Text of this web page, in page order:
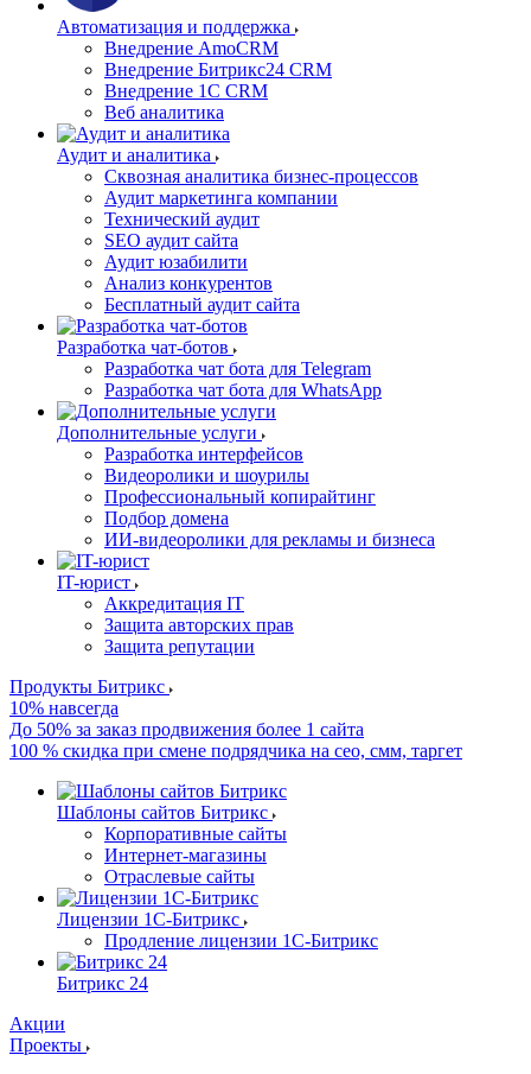
Автоматизация и поддержка
Внедрение AmoCRM
Внедрение Битрикс24 CRM
Внедрение 1C CRM
Веб аналитика
Аудит и аналитика
Сквозная аналитика бизнес-процессов
Аудит маркетинга компании
Технический аудит
SEO аудит сайта
Аудит юзабилити
Анализ конкурентов
Бесплатный аудит сайта
Разработка чат-ботов
Разработка чат бота для Telegram
Разработка чат бота для WhatsApp
Дополнительные услуги
Разработка интерфейсов
Видеоролики и шоурилы
Профессиональный копирайтинг
Подбор домена
ИИ-видеоролики для рекламы и бизнеса
IT-юрист
Аккредитация IT
Защита авторских прав
Защита репутации
Продукты Битрикс
10% навсегда
До 50% за заказ продвижения более 1 сайта
100 % скидка при смене подрядчика на сео, смм, таргет
Шаблоны сайтов Битрикс
Корпоративные сайты
Интернет-магазины
Отраслевые сайты
Лицензии 1С-Битрикс
Продление лицензии 1С-Битрикс
Битрикс 24
Акции
Проекты